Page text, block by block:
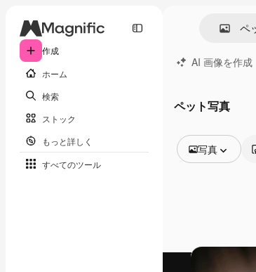
作成
ホーム
検索
ストック
もっと詳しく
すべてのツール
AI 画像を作成
ペット写真
写真
動画